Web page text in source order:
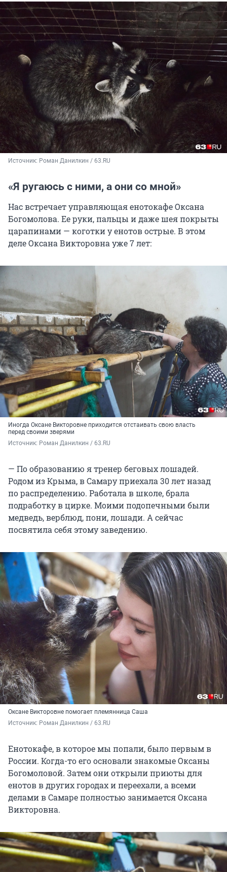
Источник: Роман Данилкин / 63.RU
«Я ругаюсь с ними, а они со мной»
Нас встречает управляющая енотокафе Оксана
Богомолова. Ее руки, пальцы и даже шея покрыты
царапинами — коготки у енотов острые. В этом
деле Оксана Викторовна уже 7 лет:
Иногда Оксане Викторовне приходится отстаивать свою власть
перед своими зверями
Источник: Роман Данилкин / 63.RU
— По образованию я тренер беговых лошадей.
Родом из Крыма, в Самару приехала 30 лет назад
по распределению. Работала в школе, брала
подработку в цирке. Моими подопечными были
медведь, верблюд, пони, лошади. А сейчас
посвятила себя этому заведению.
Оксане Викторовне помогает племянница Саша
Источник: Роман Данилкин / 63.RU
Енотокафе, в которое мы попали, было первым в
России. Когда-то его основали знакомые Оксаны
Богомоловой. Затем они открыли приюты для
енотов в других городах и переехали, а всеми
делами в Самаре полностью занимается Оксана
Викторовна.